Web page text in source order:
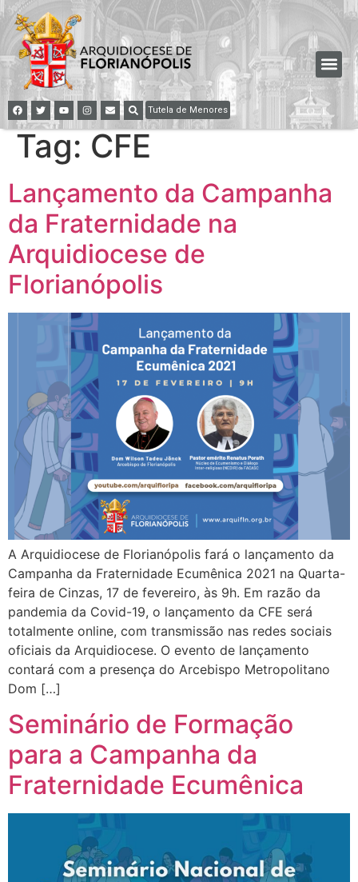
Tutela de Menores
Tag: CFE
Lançamento da Campanha
da Fraternidade na
Arquidiocese de
Florianópolis
A Arquidiocese de Florianópolis fará o lançamento da
Campanha da Fraternidade Ecumênica 2021 na Quarta-
feira de Cinzas, 17 de fevereiro, às 9h. Em razão da
pandemia da Covid-19, o lançamento da CFE será
totalmente online, com transmissão nas redes sociais
oficiais da Arquidiocese. O evento de lançamento
contará com a presença do Arcebispo Metropolitano
Dom […]
Seminário de Formação
para a Campanha da
Fraternidade Ecumênica